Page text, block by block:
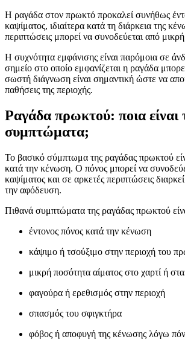
Η ραγάδα στον πρωκτό προκαλεί συνήθως
καψίματος, ιδιαίτερα κατά τη διάρκεια της
περιπτώσεις μπορεί να συνοδεύεται από
Η συχνότητα εμφάνισης είναι παρόμοια σε
σημείο στο οποίο εμφανίζεται η ραγάδα
σωστή διάγνωση είναι σημαντική ώστε να
παθήσεις της περιοχής.
Ραγάδα πρωκτού: ποια είναι
συμπτώματα;
Το βασικό σύμπτωμα της ραγάδας πρωκτού
κατά την κένωση. Ο πόνος μπορεί να
καψίματος και σε αρκετές περιπτώσεις
την αφόδευση.
Πιθανά συμπτώματα της ραγάδας πρωκτού
έντονος πόνος κατά την κένωση
κάψιμο ή τσούξιμο στην περιοχή του
μικρή ποσότητα αίματος στο χαρτί ή
φαγούρα ή ερεθισμός στην περιοχή
σπασμός του σφιγκτήρα
φόβος ή αποφυγή της κένωσης λόγω